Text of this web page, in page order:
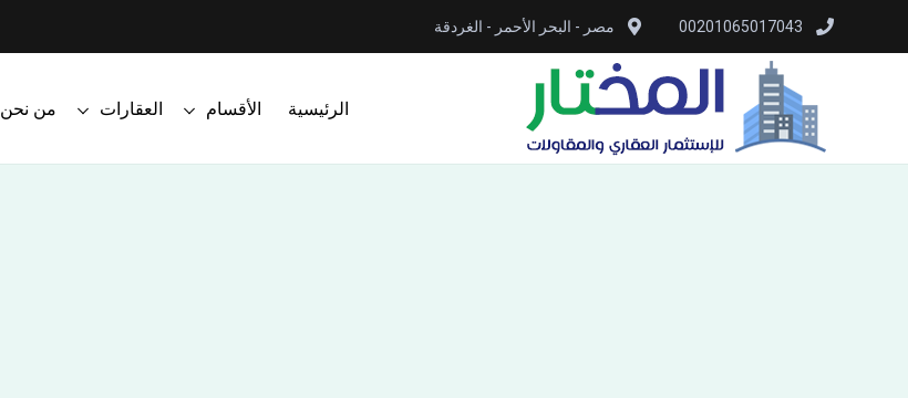
00201065017043 مصر - البحر الأحمر - الغردقة
الرئيسية الأقسام العقارات من نحن